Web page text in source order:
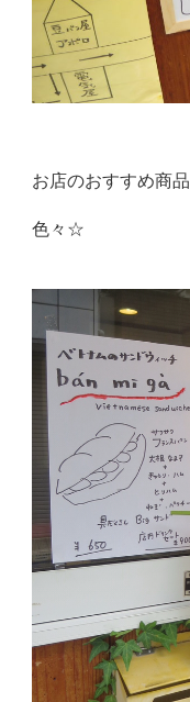
お店のおすすめ商
色々☆